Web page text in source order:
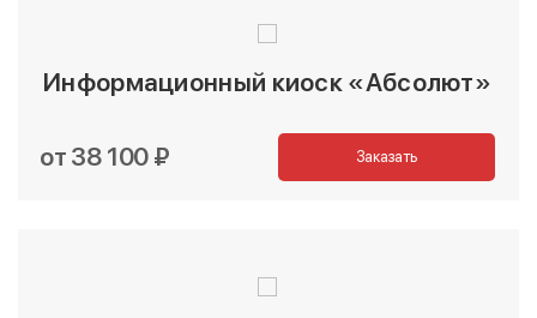
Информационный киоск «Абсолют»
от 38 100 ₽ Заказать